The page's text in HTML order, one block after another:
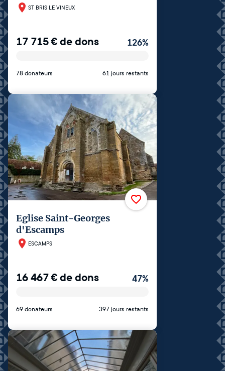
ST BRIS LE VINEUX
17 715€de dons 126%
78 donateurs 61 jours restants
Eglise Saint-Georges
d'Escamps
ESCAMPS
16 467€de dons 47%
69 donateurs 397 jours restants